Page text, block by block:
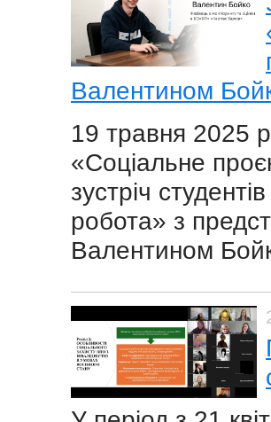
Валентином
19 травня 2025
«Соціальне
зустріч
робота» з
Валентином